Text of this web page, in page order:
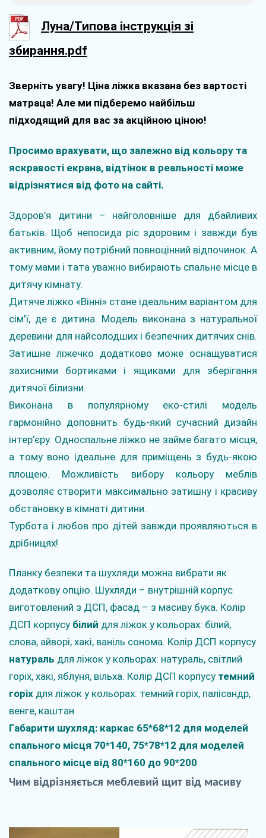
Луна/Типова інструкція зі
збирання.pdf
Зверніть увагу! Ціна ліжка вказана без вартості
матраца! Але ми підберемо найбільш
підходящий для вас за акційною ціною!
Просимо врахувати, що залежно від кольору та
яскравості екрана, відтінок в реальності може
відрізнятися від фото на сайті.
Здоров’я дитини – найголовніше для дбайливих
батьків. Щоб непосида ріс здоровим і завжди був
активним, йому потрібний повноцінний відпочинок. А
тому мами і тата уважно вибирають спальне місце в
дитячу кімнату.
Дитяче ліжко «Вінні» стане ідеальним варіантом для
сім’ї, де є дитина. Модель виконана з натуральної
деревини для найсолодших і безпечних дитячих снів.
Затишне ліжечко додатково може оснащуватися
захисними бортиками і ящиками для зберігання
дитячої білизни.
Виконана в популярному еко-стилі модель
гармонійно доповнить будь-який сучасний дизайн
інтер’єру. Односпальне ліжко не займе багато місця,
а тому воно ідеальне для приміщень з будь-якою
площею. Можливість вибору кольору меблів
дозволяє створити максимально затишну і красиву
обстановку в кімнаті дитини.
Турбота і любов про дітей завжди проявляються в
дрібницях!
Планку безпеки та шухляди можна вибрати як
додаткову опцію. Шухляди – внутрішній корпус
виготовлений з ДСП, фасад – з масиву бука. Колір
ДСП корпусу білий для ліжок у кольорах: білий,
слова, айворі, хакі, ваніль сонома. Колір ДСП корпусу
натураль для ліжок у кольорах: натураль, світлий
горіх, хакі, яблуня, вільха. Колір ДСП корпусу темний
горіх для ліжок у кольорах: темний горіх, палісандр,
венге, каштан
Габарити шухляд: каркас 65*68*12 для моделей
спального місця 70*140, 75*78*12 для моделей
спального місце від 80*160 до 90*200
Чим відрізняється меблевий щит від масиву